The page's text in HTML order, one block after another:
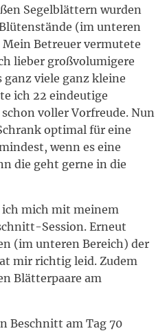
Segelblättern wurden
(im unteren
Betreuer vermutete
lieber großvolumigere
viele ganz kleine
ich 22 eindeutige
voller Vorfreude. Nun
optimal für eine
wenn es eine
die geht gerne in die
ich mich mit meinem
Session. Erneut
(im unteren Bereich) der
mir richtig leid. Zudem
Blätterpaare am
Beschnitt am Tag 70